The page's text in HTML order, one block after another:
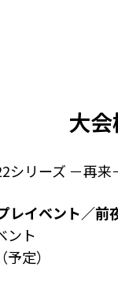
大
シリーズ －再来
レイベント／前
ント
定）